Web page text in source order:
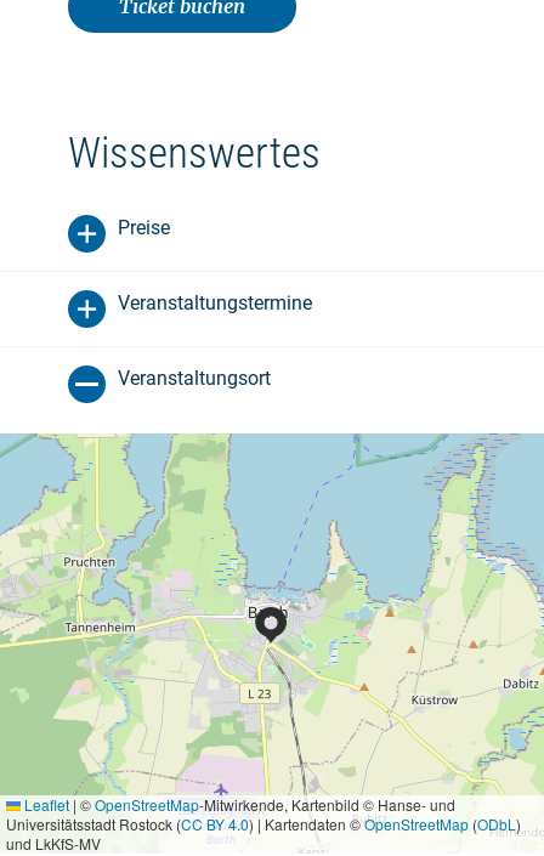
Ticket buchen
Wissenswertes
Preise
Veranstaltungstermine
Veranstaltungsort
Leaflet | ©OpenStreetMap-Mitwirkende, Kartenbild © Hanse- und
Universitätsstadt Rostock (CC BY 4.0) | Kartendaten ©OpenStreetMap (ODbL )
und LkKfS-MV